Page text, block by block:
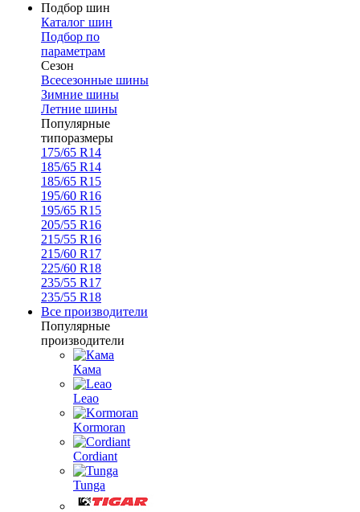
Подбор шин
Каталог шин
Подбор по
параметрам
Сезон
Всесезонные шины
Зимние шины
Летние шины
Популярные
типоразмеры
175/65 R14
185/65 R14
185/65 R15
195/60 R16
195/65 R15
205/55 R16
215/55 R16
215/60 R17
225/60 R18
235/55 R17
235/55 R18
Все производители
Популярные
производители
Кама
Leao
Kormoran
Cordiant
Tunga